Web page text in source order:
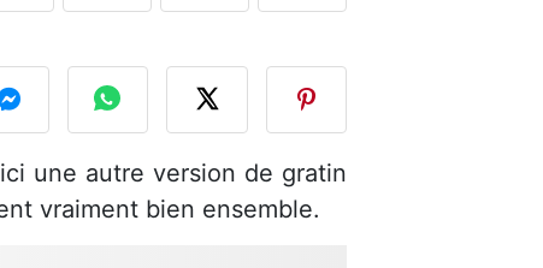
Publier
une autre version de gratin
vraiment bien ensemble.